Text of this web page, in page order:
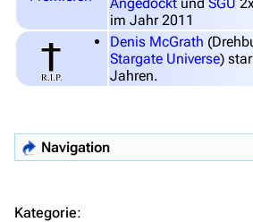
Zeitleiste
Fanprojekte
Mitmachen
im Jahr 2011
Denis McGrath
Stargate Universe)
Jahren.
Navigation
Kategorie: